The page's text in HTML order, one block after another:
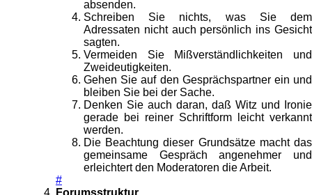
absenden.
Schreiben Sie nichts, was Sie dem
Adressaten nicht auch persönlich ins Gesicht
sagten.
Vermeiden Sie Mißverständlichkeiten und
Zweideutigkeiten.
Gehen Sie auf den Gesprächspartner ein und
bleiben Sie bei der Sache.
Denken Sie auch daran, daß Witz und Ironie
gerade bei reiner Schriftform leicht verkannt
werden.
Die Beachtung dieser Grundsätze macht das
gemeinsame Gespräch angenehmer und
erleichtert den Moderatoren die Arbeit.
#